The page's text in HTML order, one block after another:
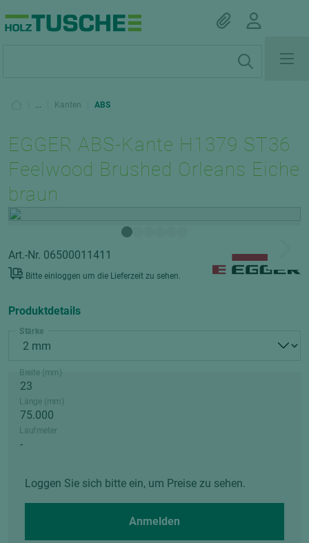
... Kanten ABS
EGGER ABS-Kante H1379 ST36
Feelwood Brushed Orleans Eiche
braun
Art.-Nr. 06500011411
Bitte einloggen um die Lieferzeit zu sehen.
Produktdetails
Stärke
Breite (mm)
Länge (mm)
Laufmeter
Loggen Sie sich bitte ein, um Preise zu sehen.
Anmelden